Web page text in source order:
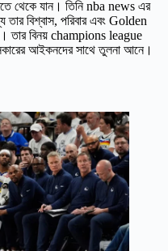
থেকে যান। তিনি nba news এর
তার বিশ্বাস, পরিবার এবং Golden
তার বিনয় champions league
আইকনদের সাথে তুলনা আনে।